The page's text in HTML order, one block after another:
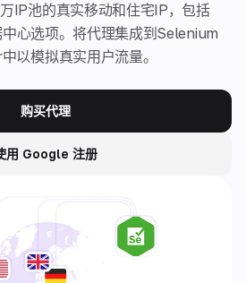
IP池的真实移动和住宅IP，包括
心选项。将代理集成到Selenium
以模拟真实用户流量。
购买代理
用 Google 注册